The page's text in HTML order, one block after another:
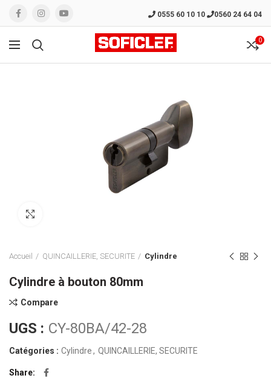
0555 60 10 10 0560 24 64 04
0
Accueil QUINCAILLERIE, SECURITE Cylindre
Cylindre à bouton 80mm
Compare
UGS : CY-80BA/42-28
Catégories : Cylindre, QUINCAILLERIE, SECURITE
Share